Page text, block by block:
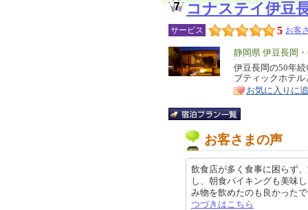
コナステイ伊豆
サービス 5 お客
エ
リ
ア
静岡県 伊豆長岡
特
徴
伊豆長岡の50年
ブティックホテ
お気に入りに
お客さまの声
飲食店が多く食事に困らず
し、朝食バイキングも美味
み物を飲めたのも良かった
つづきはこちら